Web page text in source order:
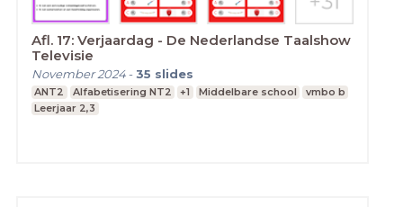
Afl. 17: Verjaardag - De Nederlandse Taalshow
Televisie
November 2024-35 slides
ANT2 Alfabetisering NT2 +1 Middelbare school
vmbo b
Leerjaar 2,3